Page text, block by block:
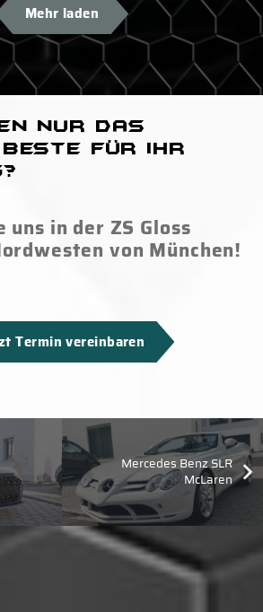
Mehr laden
nur das
für Ihr
uns in der ZS Gloss
von München!
Termin vereinbaren
Mercedes Benz SLR
McLaren